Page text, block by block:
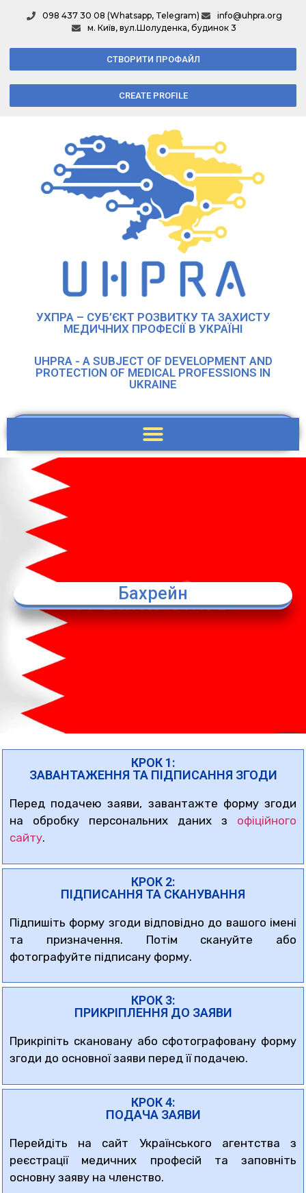
098 437 30 08 (Whatsapp, Telegram)
info@uhpra.org
м. Київ, вул.Шолуденка, будинок 3
СТВОРИТИ ПРОФАЙЛ
CREATE PROFILE
УХПРА – СУБ’ЄКТ РОЗВИТКУ ТА ЗАХИСТУ
МЕДИЧНИХ ПРОФЕСІЇ В УКРАЇНІ
UHPRA - A SUBJECT OF DEVELOPMENT AND
PROTECTION OF MEDICAL PROFESSIONS IN
UKRAINE
Бахрейн
КРОК 1:
ЗАВАНТАЖЕННЯ ТА ПІДПИСАННЯ ЗГОДИ
Перед подачею заяви, завантажте форму згоди
на обробку персональних даних з офіційного
сайту.
КРОК 2:
ПІДПИСАННЯ ТА СКАНУВАННЯ
Підпишіть форму згоди відповідно до вашого імені
та призначення. Потім скануйте або
фотографуйте підписану форму.
КРОК 3:
ПРИКРІПЛЕННЯ ДО ЗАЯВИ
Прикріпіть скановану або сфотографовану форму
згоди до основної заяви перед її подачею.
КРОК 4:
ПОДАЧА ЗАЯВИ
Перейдіть на сайт Українського агентства з
реєстрації медичних професій та заповніть
основну заяву на членство.